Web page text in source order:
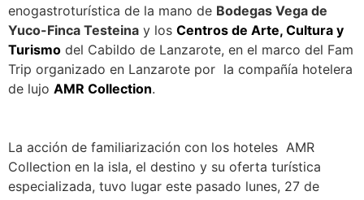
enogastroturística de la mano de Bodegas Vega de
Yuco-Finca Testeina y los Centros de Arte, Cultura y
Turismo del Cabildo de Lanzarote, en el marco del Fam
Trip organizado en Lanzarote por la compañía hotelera
de lujo AMR Collection.
La acción de familiarización con los hoteles AMR
Collection en la isla, el destino y su oferta turística
especializada, tuvo lugar este pasado lunes, 27 de